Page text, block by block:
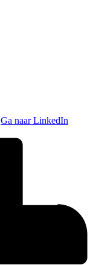
Ga naar LinkedIn